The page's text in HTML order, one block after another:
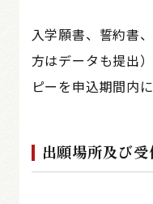
入学願書、誓約書
方はデータも提出
ピーを申込期間内
出願場所及び